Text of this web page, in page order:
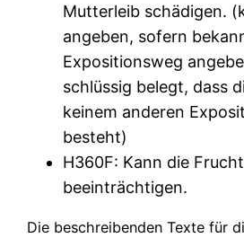
Mutterleib schädigen.
angeben, sofern
Expositionsweg
schlüssig belegt, dass
keinem anderen
besteht)
H360F: Kann die
beeinträchtigen.
Die beschreibenden Texte für